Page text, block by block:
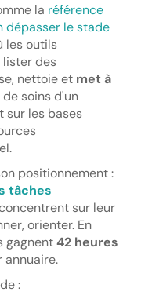
la référence
dépasser le stade
les outils
des
nettoie et met à
de soins d'un
sur les bases
positionnement :
tâches
sur leur
orienter. En
gagnent42 heures
annuaire.
: